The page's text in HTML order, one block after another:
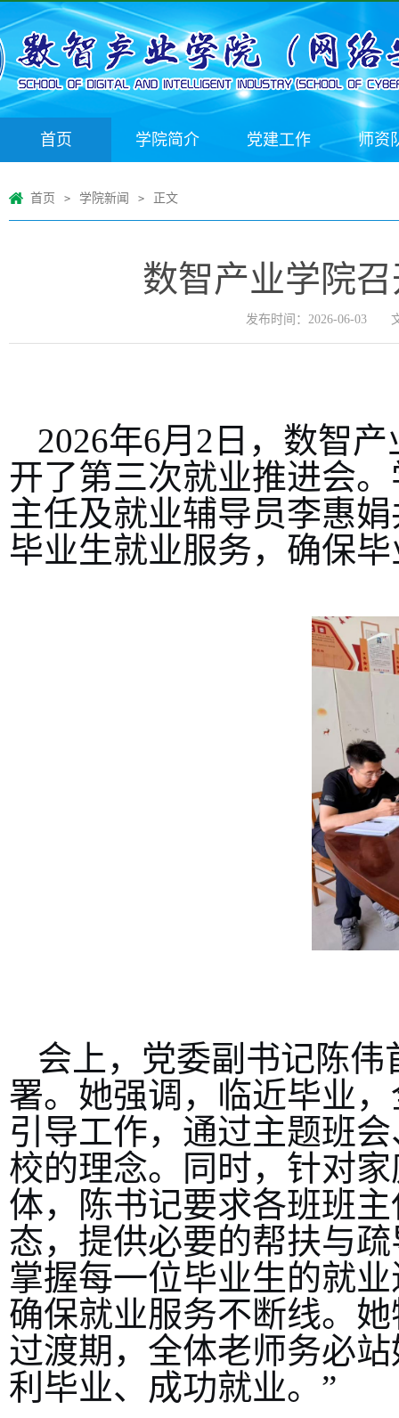
首页 学院简介 党建工作 师资
首页 > 学院新闻 > 正文
数智产业学院
发布时间：2026-06-03
2026年6月2日，数智
开了第三次就业推进会
主任及就业辅导员李惠
毕业生就业服务，确保
会上，党委副书记陈
署。她强调，临近毕业
引导工作，通过主题班
校的理念。同时，针对
体，陈书记要求各班班
态，提供必要的帮扶与
掌握每一位毕业生的就
确保就业服务不断线。
过渡期，全体老师务必
利毕业、成功就业。”